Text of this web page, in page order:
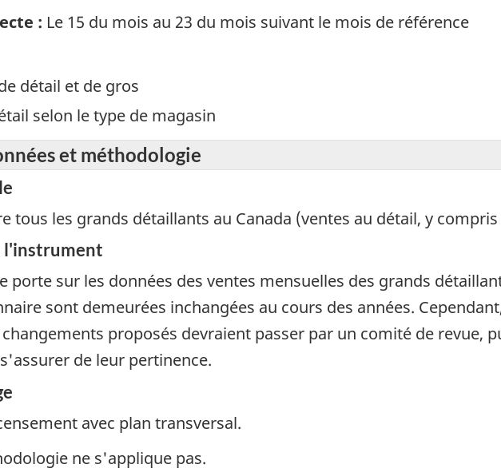
: Le 15 du mois au 23 du mois suivant le mois de référence
détail et de gros
selon le type de magasin
et méthodologie
tous les grands détaillants au Canada (ventes au détail, y
l'instrument
porte sur les données des ventes mensuelles des grands
sont demeurées inchangées au cours des années.
changements proposés devraient passer par un comité de revue,
de leur pertinence.
avec plan transversal.
ne s'applique pas.